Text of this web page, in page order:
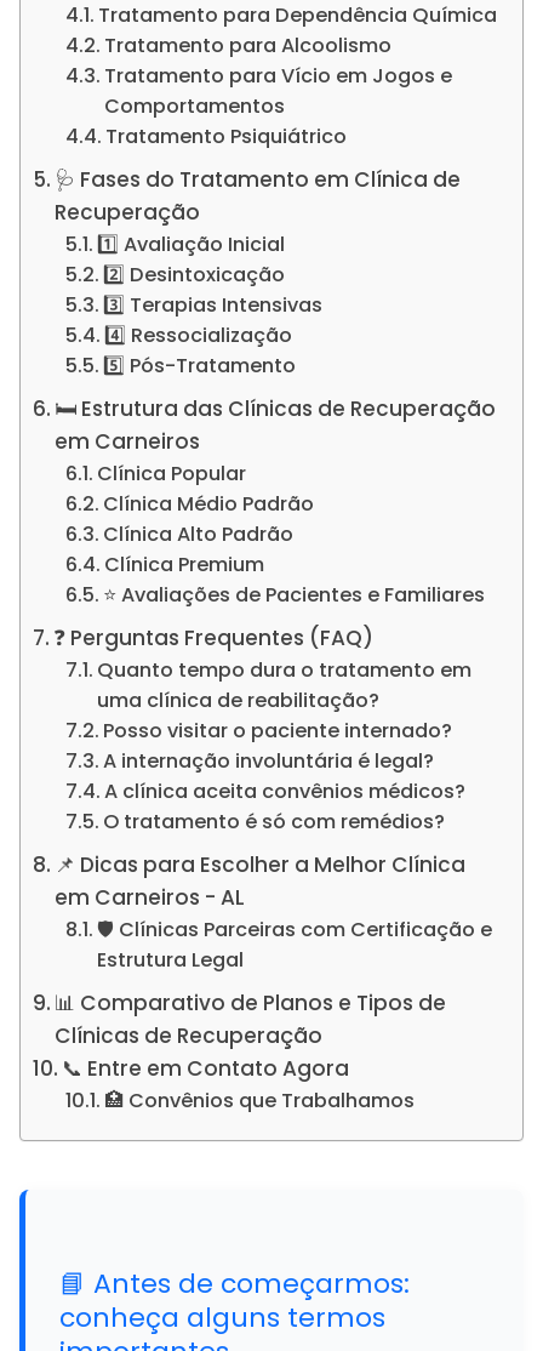
Tratamento para Dependência Química
Tratamento para Alcoolismo
Tratamento para Vício em Jogos e
Comportamentos
Tratamento Psiquiátrico
🩺 Fases do Tratamento em Clínica de
Recuperação
1️⃣ Avaliação Inicial
2️⃣ Desintoxicação
3️⃣ Terapias Intensivas
4️⃣ Ressocialização
5️⃣ Pós-Tratamento
🛏️ Estrutura das Clínicas de Recuperação
em Carneiros
Clínica Popular
Clínica Médio Padrão
Clínica Alto Padrão
Clínica Premium
⭐ Avaliações de Pacientes e Familiares
❓ Perguntas Frequentes (FAQ)
Quanto tempo dura o tratamento em
uma clínica de reabilitação?
Posso visitar o paciente internado?
A internação involuntária é legal?
A clínica aceita convênios médicos?
O tratamento é só com remédios?
📌 Dicas para Escolher a Melhor Clínica
em Carneiros - AL
🛡️ Clínicas Parceiras com Certificação e
Estrutura Legal
📊 Comparativo de Planos e Tipos de
Clínicas de Recuperação
📞 Entre em Contato Agora
🏥 Convênios que Trabalhamos
📘 Antes de começarmos:
conheça alguns termos